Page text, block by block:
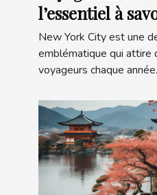
l’essentiel à
du transport
activités
New York City est une
emblématique qui attire
voyageurs chaque